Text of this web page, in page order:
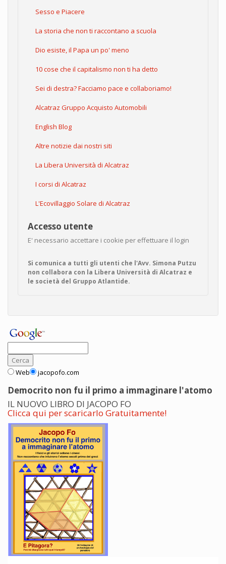
Sesso e Piacere
La storia che non ti raccontano a scuola
Dio esiste, il Papa un po' meno
10 cose che il capitalismo non ti ha detto
Sei di destra? Facciamo pace e collaboriamo!
Alcatraz Gruppo Acquisto Automobili
English Blog
Altre notizie dai nostri siti
La Libera Università di Alcatraz
I corsi di Alcatraz
L'Ecovillaggio Solare di Alcatraz
Accesso utente
E' necessario accettare i cookie per effettuare il login
Si comunica a tutti gli utenti che l'Avv. Simona Putzu
non collabora con la Libera Università di Alcatraz e
le società del Gruppo Atlantide.
Web jacopofo.com
Democrito non fu il primo a immaginare l'atomo
IL NUOVO LIBRO DI JACOPO FO
Clicca qui per scaricarlo Gratuitamente!